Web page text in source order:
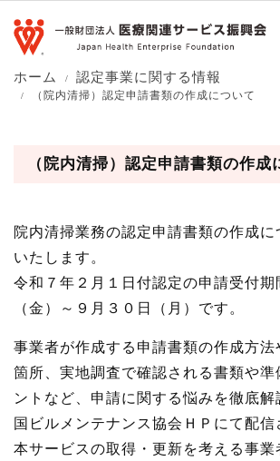
ホーム 認定事業に関する情報
（院内清掃）認定申請書類の作成について
（院内清掃）認定申請書類の作成
院内清掃業務の認定申請書類の作成に
いたします。
令和７年２月１日付認定の申請受付期
（金）～９月３０日（月）です。
事業者が作成する申請書類の作成方法
箇所、実地調査で確認される書類や準
ントなど、申請に関する悩みを徹底解
国ビルメンテナンス協会ＨＰにて配信
本サービスの取得・更新を考える事業